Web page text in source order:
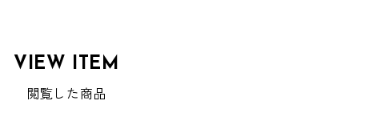
VIEW ITEM
閲覧した商品